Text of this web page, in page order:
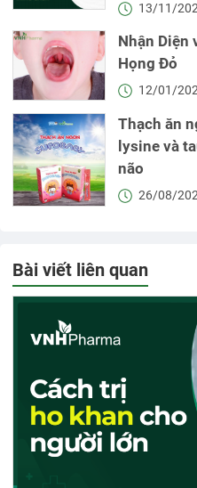
13/11/
Nhận Diện
Họng Đỏ
12/01/
Thạch ăn
lysine và
não
26/08/
Bài viết liên quan